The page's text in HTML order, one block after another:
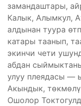
замандаштары,
Калык, Алымкул,
алдынан туура
катары таанып,
экинчи чети
абдан
улуу плеядасы —
Акындык,
Ошолор